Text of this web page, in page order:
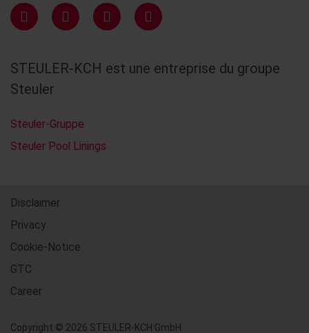
STEULER-KCH est une entreprise du groupe
Steuler
Steuler-Gruppe
Steuler Pool Linings
Disclaimer
Privacy
Cookie-Notice
GTC
Career
Copyright © 2026 STEULER-KCH GmbH